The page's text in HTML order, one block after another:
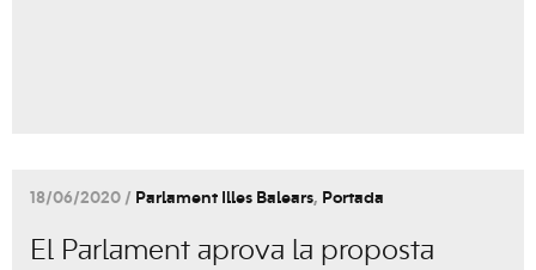
18/06/2020 / Parlament Illes Balears, Portada
El Parlament aprova la proposta